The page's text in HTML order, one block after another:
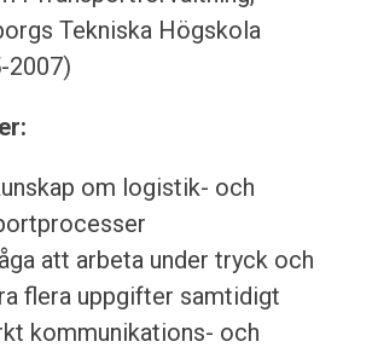
Tekniska Högskola
2007)
om logistik- och
att arbeta under tryck och
flera uppgifter samtidigt
kommunikations- och